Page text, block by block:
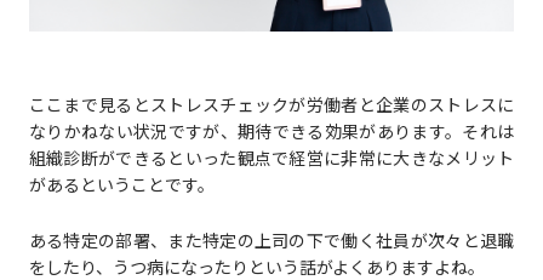
ここまで見るとストレスチェックが労働者と企業のストレスに
なりかねない状況ですが、期待できる効果があります。それは
組織診断ができるといった観点で経営に非常に大きなメリット
があるということです。
ある特定の部署、また特定の上司の下で働く社員が次々と退職
をしたり、うつ病になったりという話がよくありますよね。